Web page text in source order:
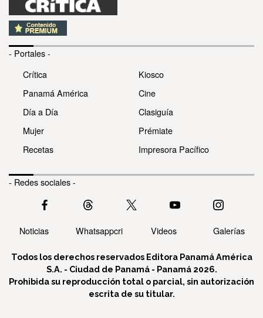
- Portales -
Crítica
Panamá América
Día a Día
Mujer
Recetas
Kiosco
Cine
Clasiguía
Prémiate
Impresora Pacífico
- Redes sociales -
Noticias Whatsappcri Videos Galerías
Todos los derechos reservados Editora Panamá América
S.A. - Ciudad de Panamá - Panamá 2026.
Prohibida su reproducción total o parcial, sin autorización
escrita de su titular.